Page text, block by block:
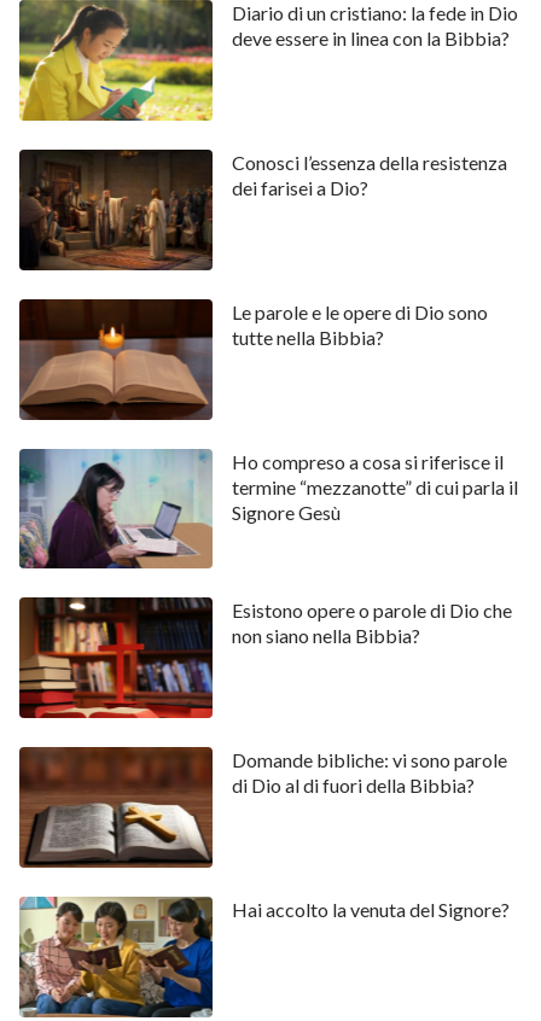
Diario di un cristiano: la fede in Dio
deve essere in linea con la Bibbia?
Conosci l’essenza della resistenza
dei farisei a Dio?
Le parole e le opere di Dio sono
tutte nella Bibbia?
Ho compreso a cosa si riferisce il
termine “mezzanotte” di cui parla il
Signore Gesù
Esistono opere o parole di Dio che
non siano nella Bibbia?
Domande bibliche: vi sono parole
di Dio al di fuori della Bibbia?
Hai accolto la venuta del Signore?